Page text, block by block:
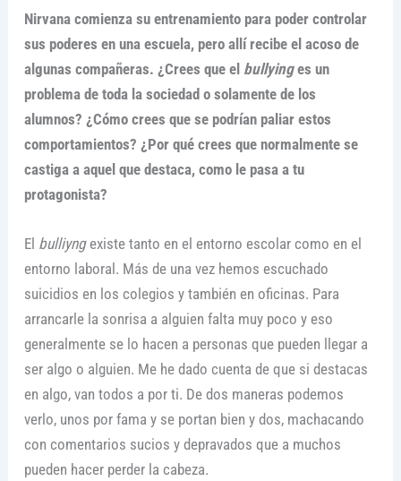
Nirvana comienza su entrenamiento para poder controlar
sus poderes en una escuela, pero allí recibe el acoso de
algunas compañeras. ¿Crees que el bullyinges un
problema de toda la sociedad o solamente de los
alumnos? ¿Cómo crees que se podrían paliar estos
comportamientos? ¿Por qué crees que normalmente se
castiga a aquel que destaca, como le pasa a tu
protagonista?
El bulliyngexiste tanto en el entorno escolar como en el
entorno laboral. Más de una vez hemos escuchado
suicidios en los colegios y también en oficinas. Para
arrancarle la sonrisa a alguien falta muy poco y eso
generalmente se lo hacen a personas que pueden llegar a
ser algo o alguien. Me he dado cuenta de que si destacas
en algo, van todos a por ti. De dos maneras podemos
verlo, unos por fama y se portan bien y dos, machacando
con comentarios sucios y depravados que a muchos
pueden hacer perder la cabeza.